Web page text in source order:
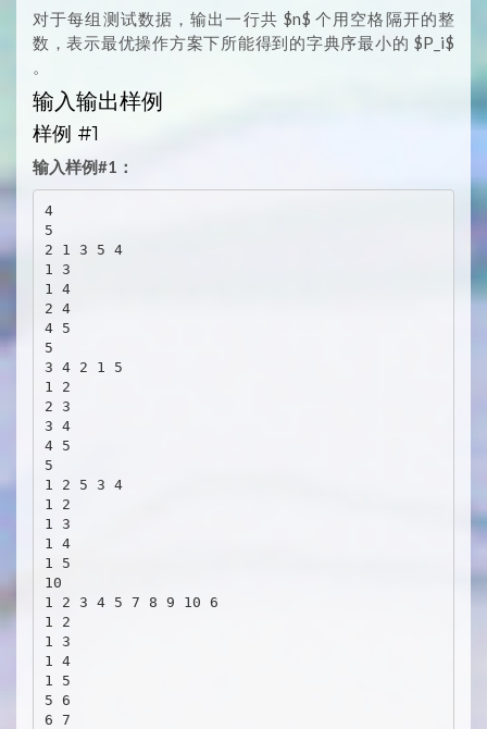
对于每组测试数据，输出一行共 $n$ 个用空格隔开的整
数，表示最优操作方案下所能得到的字典序最小的 $P_i$
。
输入输出样例
样例 #1
输入样例#1：
4
5
2 1 3 5 4
1 3
1 4
2 4
4 5
5
3 4 2 1 5
1 2
2 3
3 4
4 5
5
1 2 5 3 4
1 2
1 3
1 4
1 5
10
1 2 3 4 5 7 8 9 10 6
1 2
1 3
1 4
1 5
5 6
6 7